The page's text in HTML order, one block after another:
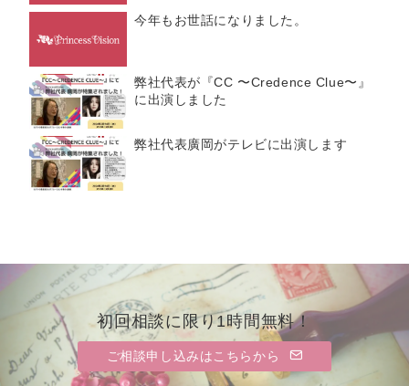
今年もお世話になりました。
弊社代表が『CC 〜Credence Clue〜』
に出演しました
弊社代表廣岡がテレビに出演します
初回相談に限り1時間無料！
ご相談申し込みはこちらから